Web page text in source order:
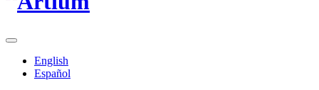
English
Español